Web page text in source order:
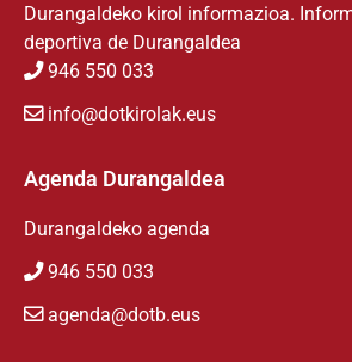
Durangaldeko kirol informazioa.
deportiva de Durangaldea
946 550 033
info@dotkirolak.eus
Agenda Durangaldea
Durangaldeko agenda
946 550 033
agenda@dotb.eus